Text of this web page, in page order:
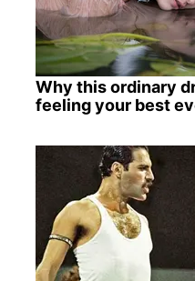
Why this ordinary
feeling your best